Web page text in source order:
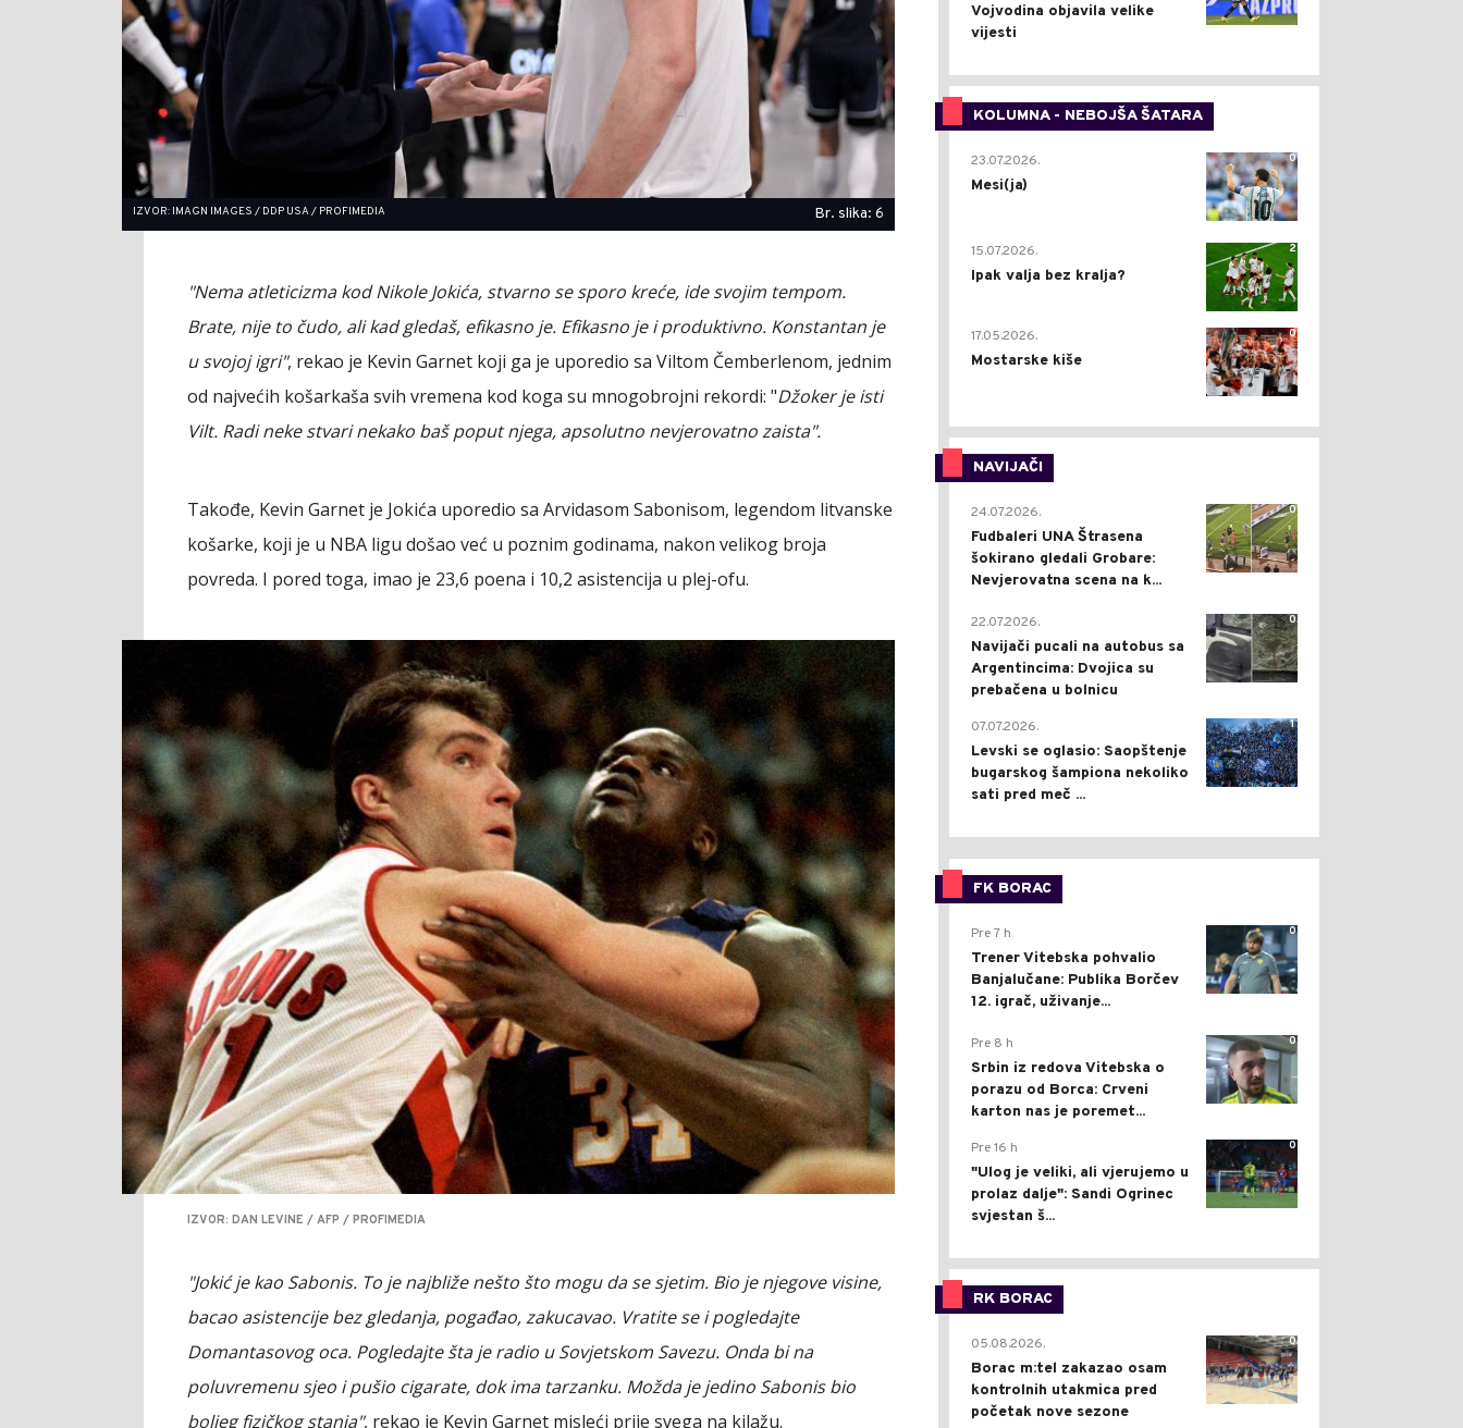
IZVOR: IMAGN IMAGES / DDP USA / PROFIMEDIA Br. slika: 6
"Nema atleticizma kod Nikole Jokića, stvarno se sporo kreće, ide svojim tempom.
Brate, nije to čudo, ali kad gledaš, efikasno je. Efikasno je i produktivno. Konstantan je
u svojoj igri", rekao je Kevin Garnet koji ga je uporedio sa Viltom Čemberlenom, jednim
od najvećih košarkaša svih vremena kod koga su mnogobrojni rekordi: "Džoker je isti
Vilt. Radi neke stvari nekako baš poput njega, apsolutno nevjerovatno zaista".
Takođe, Kevin Garnet je Jokića uporedio sa Arvidasom Sabonisom, legendom litvanske
košarke, koji je u NBA ligu došao već u poznim godinama, nakon velikog broja
povreda. I pored toga, imao je 23,6 poena i 10,2 asistencija u plej-ofu.
IZVOR: DAN LEVINE / AFP / PROFIMEDIA
"Jokić je kao Sabonis. To je najbliže nešto što mogu da se sjetim. Bio je njegove visine,
bacao asistencije bez gledanja, pogađao, zakucavao. Vratite se i pogledajte
Domantasovog oca. Pogledajte šta je radio u Sovjetskom Savezu. Onda bi na
poluvremenu sjeo i pušio cigarate, dok ima tarzanku. Možda je jedino Sabonis bio
boljeg fizičkog stanja", rekao je Kevin Garnet misleći prije svega na kilažu.
Vojvodina objavila velike
vijesti
KOLUMNA - NEBOJŠA ŠATARA
0
23.07.2026.
Mesi(ja)
2
15.07.2026.
Ipak valja bez kralja?
0
17.05.2026.
Mostarske kiše
NAVIJAČI
0
24.07.2026.
Fudbaleri UNA Štrasena
šokirano gledali Grobare:
Nevjerovatna scena na k...
0
22.07.2026.
Navijači pucali na autobus sa
Argentincima: Dvojica su
prebačena u bolnicu
1
07.07.2026.
Levski se oglasio: Saopštenje
bugarskog šampiona nekoliko
sati pred meč ...
FK BORAC
0
Pre 7 h
Trener Vitebska pohvalio
Banjalučane: Publika Borčev
12. igrač, uživanje...
0
Pre 8 h
Srbin iz redova Vitebska o
porazu od Borca: Crveni
karton nas je poremet...
0
Pre 16 h
"Ulog je veliki, ali vjerujemo u
prolaz dalje": Sandi Ogrinec
svjestan š...
RK BORAC
0
05.08.2026.
Borac m:tel zakazao osam
kontrolnih utakmica pred
početak nove sezone